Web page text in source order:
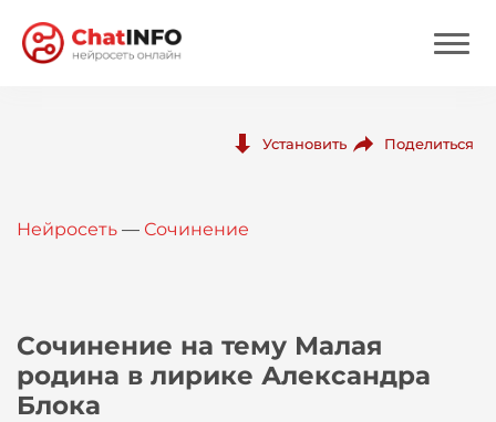
Вход
Установить Поделиться
Нейросеть — Сочинение
Сочинение на тему Малая
родина в лирике Александра
Блока